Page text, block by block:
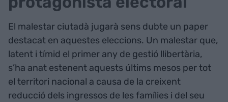
El malestar ciutadà jugarà sens dubte un paper
destacat en aquestes eleccions. Un malestar que,
latent i tímid el primer any de gestió llibertària,
s’ha anat estenent aquests últims mesos per tot
el territori nacional a causa de la creixent
reducció dels ingressos de les famílies i del seu